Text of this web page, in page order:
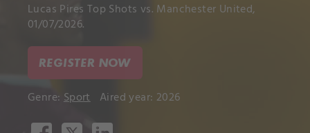
Lucas Pires Top Shots vs. Manchester United,
01/07/2026.
REGISTER NOW
Genre: Sport Aired year: 2026